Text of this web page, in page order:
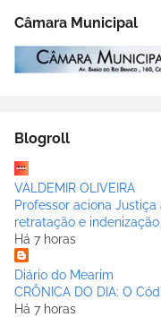
Câmara Municipal
Blogroll
VALDEMIR OLIVEIRA
Professor aciona
retratação e
Há 7 horas
Diário do Mearim
CRÔNICA DO DIA: O
Há 7 horas